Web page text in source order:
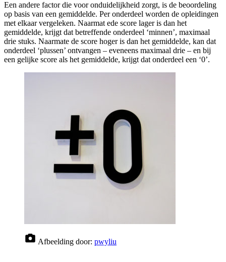
Een andere factor die voor onduidelijkheid zorgt, is de beoordeling
op basis van een gemiddelde. Per onderdeel worden de opleidingen
met elkaar vergeleken. Naarmat ede score lager is dan het
gemiddelde, krijgt dat betreffende onderdeel ‘minnen’, maximaal
drie stuks. Naarmate de score hoger is dan het gemiddelde, kan dat
onderdeel ‘plussen’ ontvangen – eveneens maximaal drie – en bij
een gelijke score als het gemiddelde, krijgt dat onderdeel een ‘0’.
Afbeelding door: pwyliu